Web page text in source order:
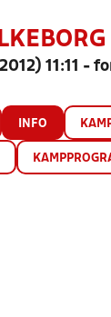
11:11 -
INFO